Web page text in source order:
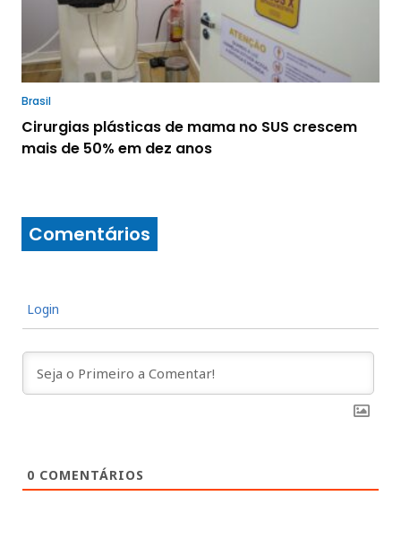
Brasil
Cirurgias plásticas de mama no SUS crescem
mais de 50% em dez anos
Comentários
Login
0 COMENTÁRIOS